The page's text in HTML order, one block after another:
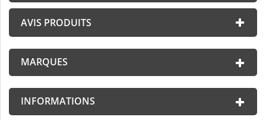
AVIS PRODUITS
MARQUES
INFORMATIONS